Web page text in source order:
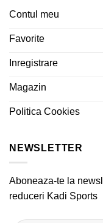
Contul meu
Favorite
Inregistrare
Magazin
Politica Cookies
NEWSLETTER
Aboneaza-te la
reduceri Kadi Sports